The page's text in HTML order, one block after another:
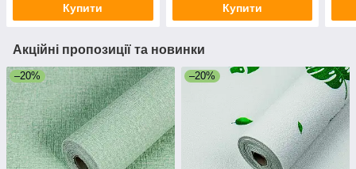
Купити Купити
Акційні пропозиції та новинки
–20% –20%